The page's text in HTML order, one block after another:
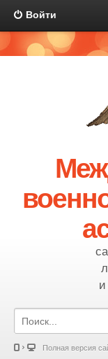
Войти
Полная версия